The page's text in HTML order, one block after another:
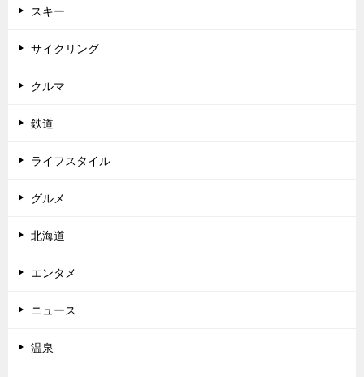
スキー
サイクリング
クルマ
鉄道
ライフスタイル
グルメ
北海道
エンタメ
ニュース
温泉